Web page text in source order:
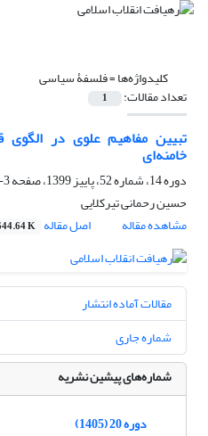
کلیدواژه‌ها =فلسفۀ سیاسی
تعداد مقالات: 1
تبیین مفاهیم علوی در الگوی
خامنه‌ای
دوره 14، شماره 52، پاییز 1399، صفحه
3-20
حسین رحمانی تیرکلایی
مشاهده مقاله
اصل مقاله K
مقالات آماده انتشار
شماره جاری
شماره‌های پیشین نشریه
دوره 20 (1405)